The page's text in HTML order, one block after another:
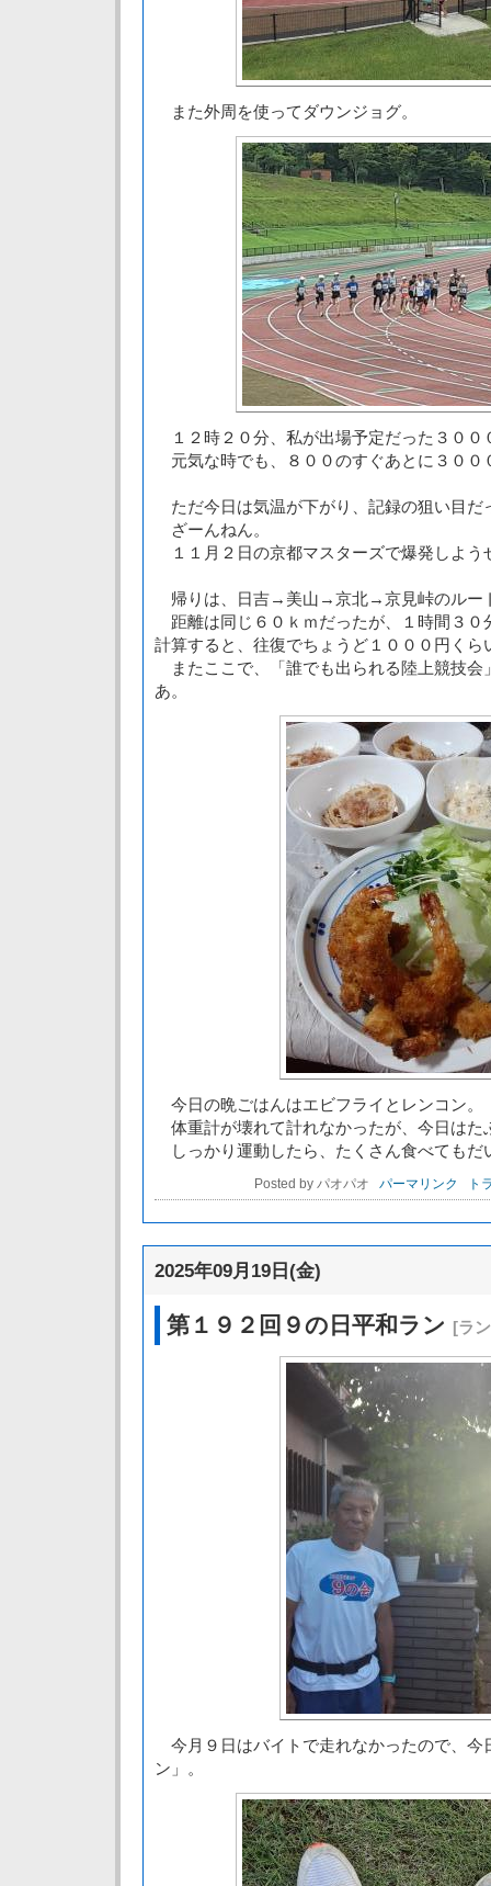
また外周を使ってダウンジョグ。
１２時２０分、私が出場予定だった３００
元気な時でも、８００のすぐあとに３００
ただ今日は気温が下がり、記録の狙い目だ
ざーんねん。
１１月２日の京都マスターズで爆発しよう
帰りは、日吉→美山→京北→京見峠のルー
距離は同じ６０ｋｍだったが、１時間３０
計算すると、往復でちょうど１０００円くら
またここで、「誰でも出られる陸上競技会
あ。
今日の晩ごはんはエビフライとレンコン。
体重計が壊れて計れなかったが、今日はた
しっかり運動したら、たくさん食べてもだ
Posted by パオパオ パーマリンク ト
2025年09月19日(金)
第１９２回９の日平和ラン [ラ
今月９日はバイトで走れなかったので、今
ン」。